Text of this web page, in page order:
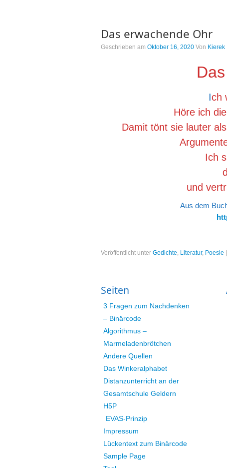
Das erwachende Ohr
Geschrieben am Oktober 16, 2020 Von Kierek
Ich
Höre ich
Damit tönt sie lauter
Ich
und
Aus dem
Veröffentlicht unter Gedichte, Literatur, Poesie
Seiten
3 Fragen zum Nachdenken
– Binärcode
Algorithmus –
Marmeladenbrötchen
Andere Quellen
Das Winkeralphabet
Distanzunterricht an der
Gesamtschule Geldern
H5P
EVAS-Prinzip
Impressum
Lückentext zum Binärcode
Sample Page